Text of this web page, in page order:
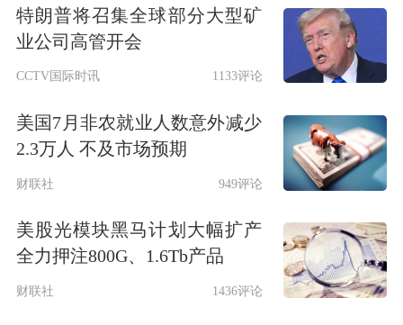
元，盈利表现优于市场预估的亏损68.3
亿元。环比来看，亏损较2025年第四季
度的151亿元大幅收窄。
AI应用再获资金关注 五一视界涨超22%
截至收盘，五一视界(06651.HK)涨
22.48%，微盟集团
(02013.HK)涨
12.50%，
(03896.HK)涨7.60%。
特朗普将召集全球部分大型矿
业公司高管开会
CCTV国际时讯 1133评论
美国7月非农就业人数意外减少
2.3万人 不及市场预期
财联社 949评论
美股光模块黑马计划大幅扩产
全力押注800G、1.6Tb产品
财联社 1436评论